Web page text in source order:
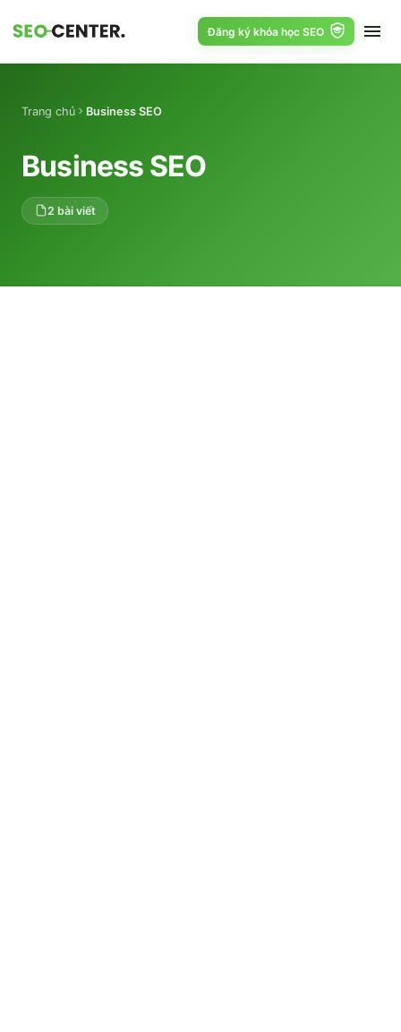
Đăng ký khóa học SEO
Trang chủ Business SEO
Business SEO
2 bài viết